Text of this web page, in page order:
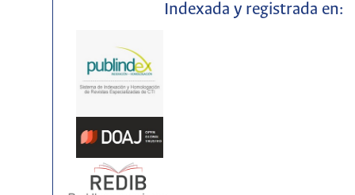
Indexada y registrada en: